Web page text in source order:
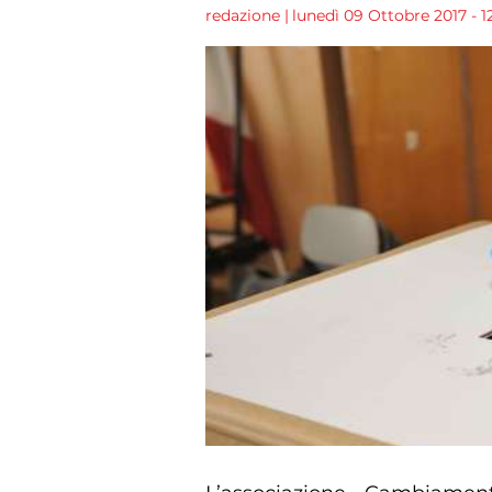
redazione | lunedì 09 Ottobre 2017 -